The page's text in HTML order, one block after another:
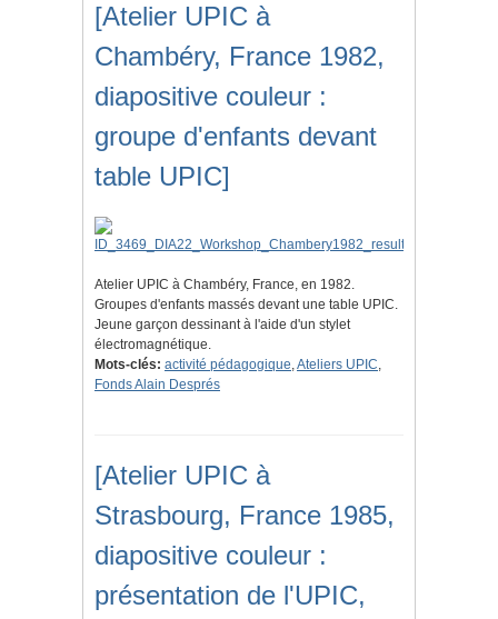
[Atelier UPIC à
Chambéry, France 1982,
diapositive couleur :
groupe d'enfants devant
table UPIC]
Atelier UPIC à Chambéry, France, en 1982.
Groupes d'enfants massés devant une table UPIC.
Jeune garçon dessinant à l'aide d'un stylet
électromagnétique.
Mots-clés: activité pédagogique,Ateliers UPIC,
Fonds Alain Després
[Atelier UPIC à
Strasbourg, France 1985,
diapositive couleur :
présentation de l'UPIC,